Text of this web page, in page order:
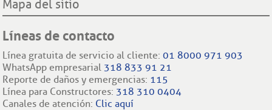
Mapa del sitio
Líneas de contacto
Línea gratuita de servicio al cliente:01 8000 971 903
WhatsApp empresarial 318 833 91 21
Reporte de daños y emergencias: 115
Línea para Constructores: 318 310 0404
Canales de atención: Clic aquí